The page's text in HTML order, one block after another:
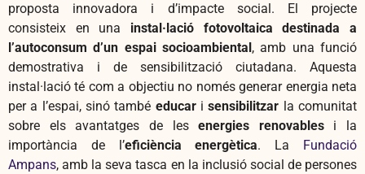
proposta innovadora i d’impacte social. El projecte
consisteix en una instal·lació fotovoltaica destinada a
l’autoconsum d’un espai socioambiental , amb una funció
demostrativa i de sensibilització ciutadana. Aquesta
instal·lació té com a objectiu no només generar energia neta
per a l’espai, sinó també educarisensibilitzar la comunitat
sobre els avantatges de lesenergies renovablesi la
importància de l’eficiència energètica. La
Fundació
Ampans, amb la seva tasca en la inclusió social de persones